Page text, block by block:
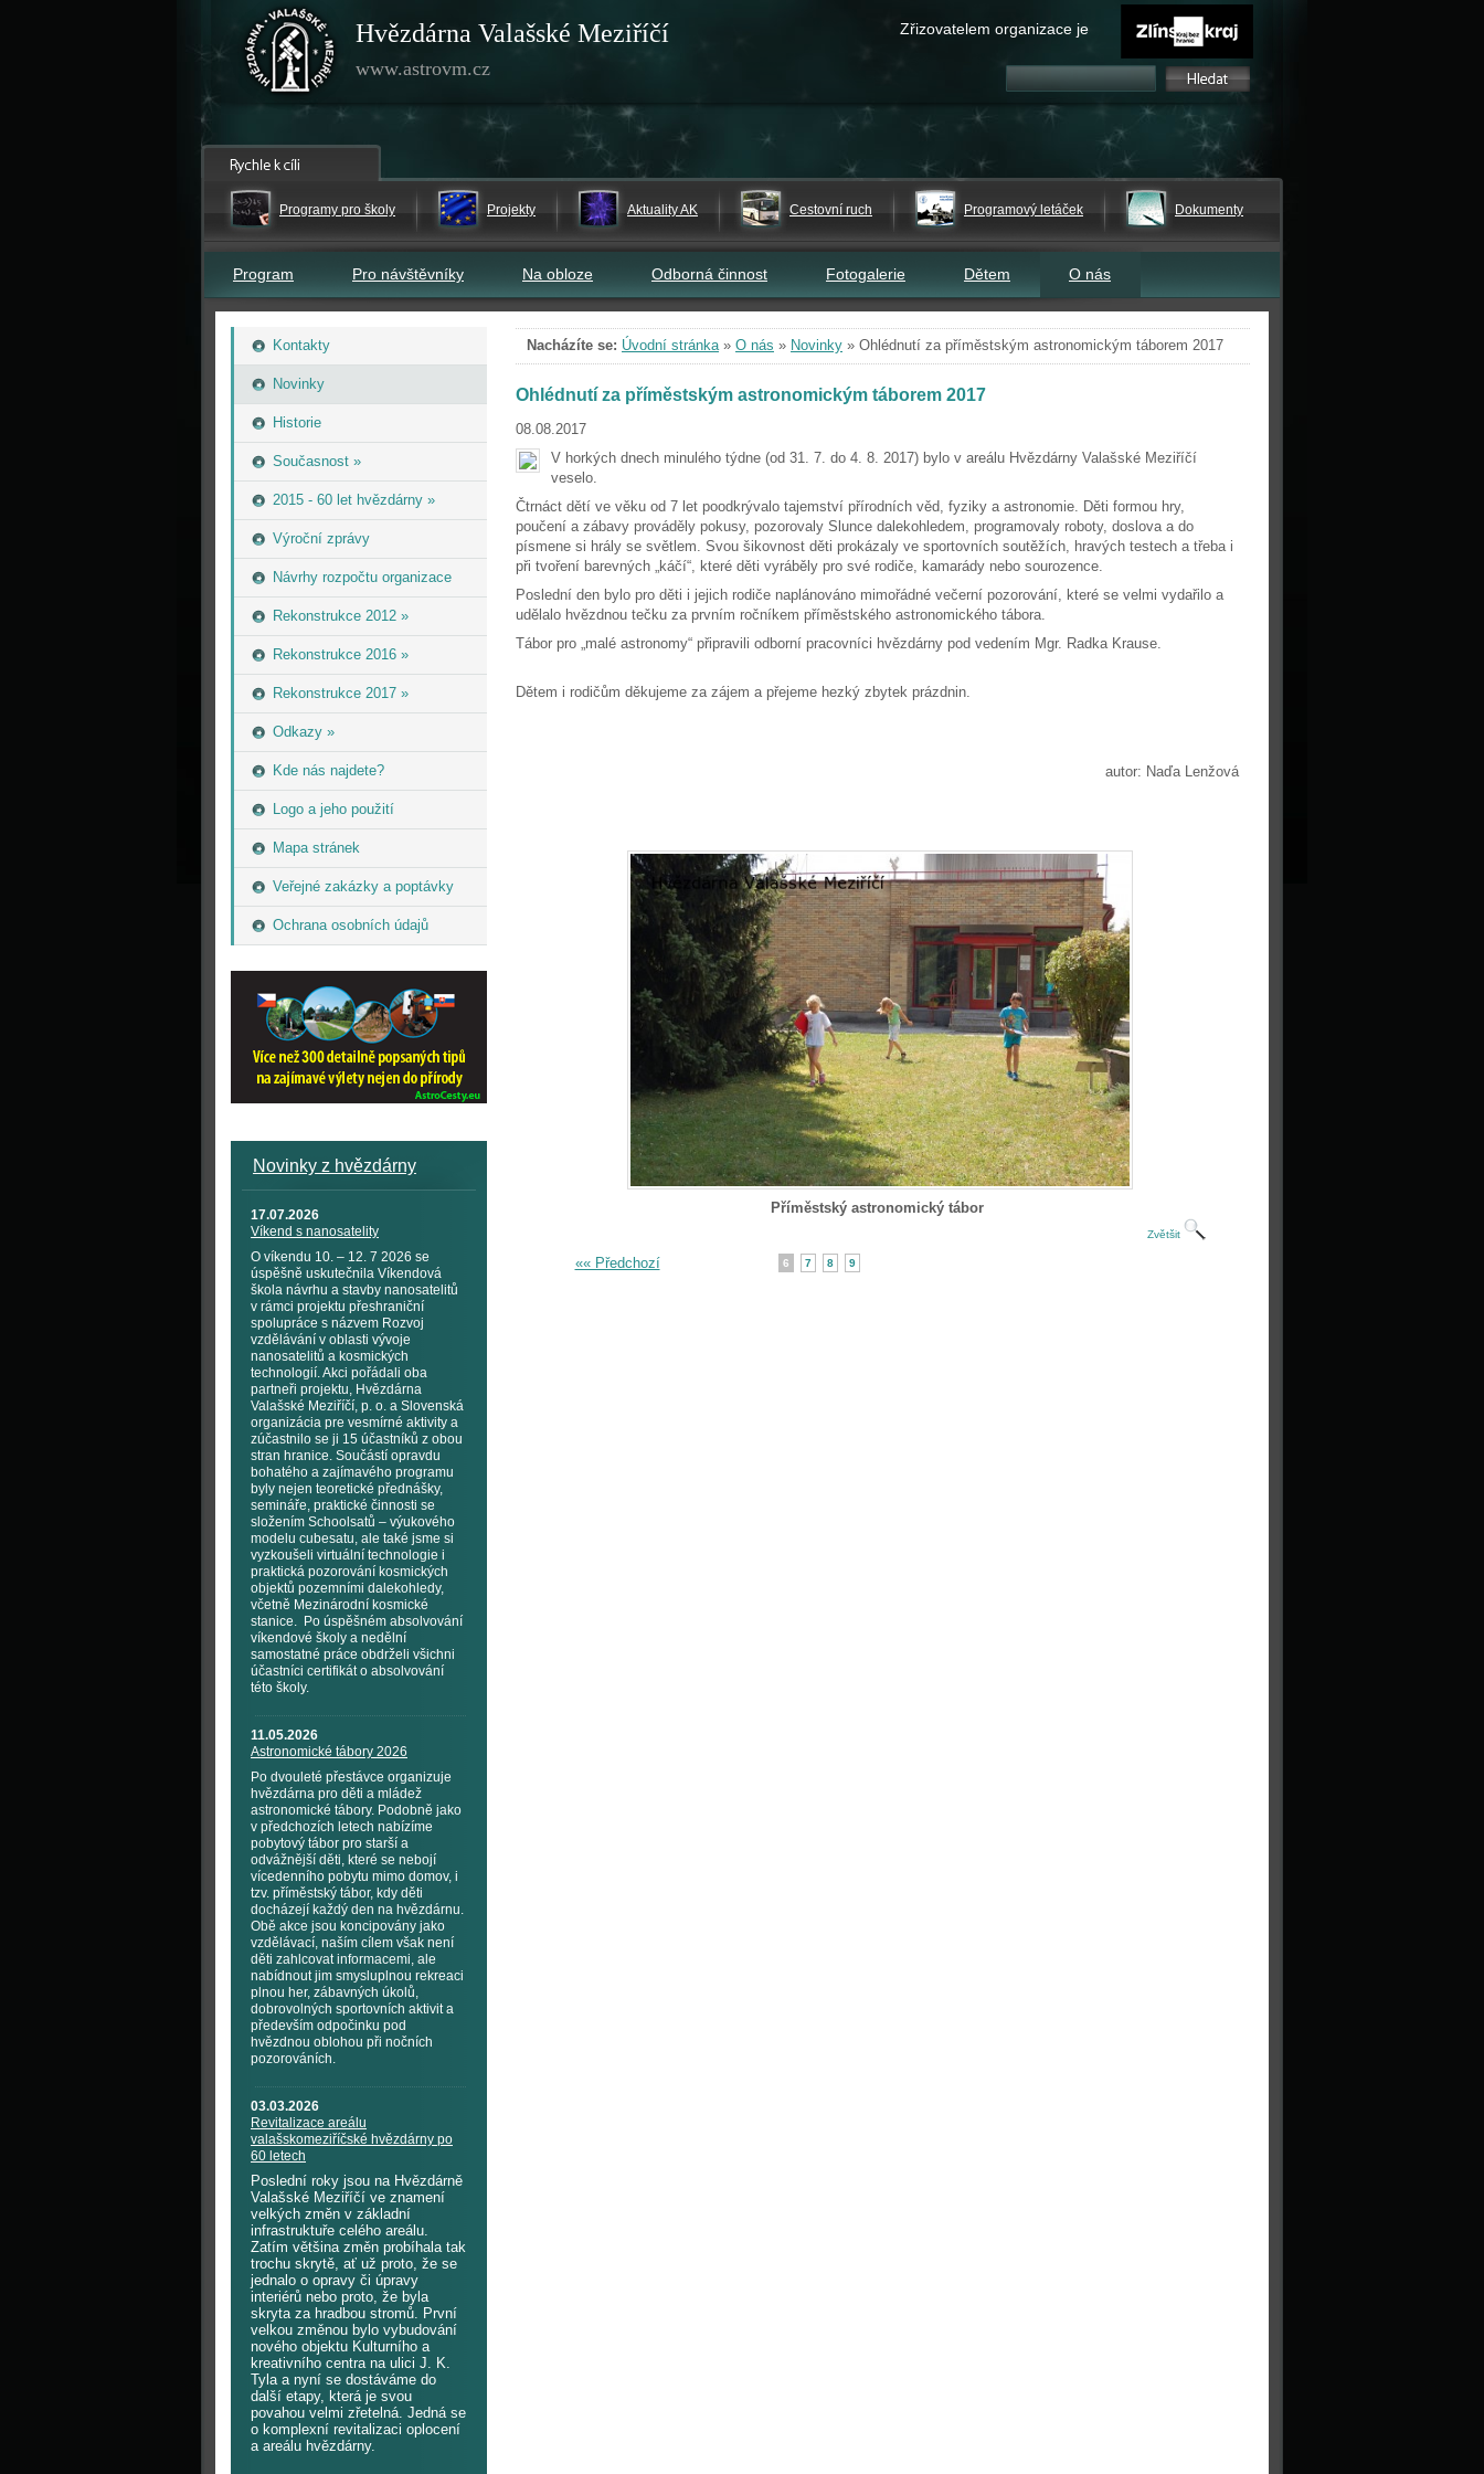
Hvězdárna Valašské Meziříčí
www.astrovm.cz
Zřizovatelem organizace je
Programy pro školy Projekty Aktuality AK Cestovní ruch Programový letáček Dokumenty
Program Pro návštěvníky Na obloze Odborná činnost Fotogalerie Dětem O nás
Kontakty
Novinky
Historie
Současnost »
2015 - 60 let hvězdárny »
Výroční zprávy
Návrhy rozpočtu organizace
Rekonstrukce 2012 »
Rekonstrukce 2016 »
Rekonstrukce 2017 »
Odkazy »
Kde nás najdete?
Logo a jeho použití
Mapa stránek
Veřejné zakázky a poptávky
Ochrana osobních údajů
Novinky z hvězdárny
17.07.2026
Víkend s nanosatelity
O víkendu 10. – 12. 7 2026 se
úspěšně uskutečnila Víkendová
škola návrhu a stavby nanosatelitů
v rámci projektu přeshraniční
spolupráce s názvem Rozvoj
vzdělávání v oblasti vývoje
nanosatelitů a kosmických
technologií. Akci pořádali oba
partneři projektu, Hvězdárna
Valašské Meziříčí, p. o. a Slovenská
organizácia pre vesmírné aktivity a
zúčastnilo se ji 15 účastníků z obou
stran hranice. Součástí opravdu
bohatého a zajímavého programu
byly nejen teoretické přednášky,
semináře, praktické činnosti se
složením Schoolsatů – výukového
modelu cubesatu, ale také jsme si
vyzkoušeli virtuální technologie i
praktická pozorování kosmických
objektů pozemními dalekohledy,
včetně Mezinárodní kosmické
stanice. Po úspěšném absolvování
víkendové školy a nedělní
samostatné práce obdrželi všichni
účastníci certifikát o absolvování
této školy.
11.05.2026
Astronomické tábory 2026
Po dvouleté přestávce organizuje
hvězdárna pro děti a mládež
astronomické tábory. Podobně jako
v předchozích letech nabízíme
pobytový tábor pro starší a
odvážnější děti, které se nebojí
vícedenního pobytu mimo domov, i
tzv. příměstský tábor, kdy děti
docházejí každý den na hvězdárnu.
Obě akce jsou koncipovány jako
vzdělávací, naším cílem však není
děti zahlcovat informacemi, ale
nabídnout jim smysluplnou rekreaci
plnou her, zábavných úkolů,
dobrovolných sportovních aktivit a
především odpočinku pod
hvězdnou oblohou při nočních
pozorováních.
03.03.2026
Revitalizace areálu
valašskomeziříčské hvězdárny po
60 letech
Poslední roky jsou na Hvězdárně
Valašské Meziříčí ve znamení
velkých změn v základní
infrastruktuře celého areálu.
Zatím většina změn probíhala tak
trochu skrytě, ať už proto, že se
jednalo o opravy či úpravy
interiérů nebo proto, že byla
skryta za hradbou stromů. První
velkou změnou bylo vybudování
nového objektu Kulturního a
kreativního centra na ulici J. K.
Tyla a nyní se dostáváme do
další etapy, která je svou
povahou velmi zřetelná. Jedná se
o komplexní revitalizaci oplocení
a areálu hvězdárny.
Nacházíte se: Úvodní stránka» O nás » Novinky » Ohlédnutí za příměstským astronomickým táborem 2017
Ohlédnutí za příměstským astronomickým táborem 2017
08.08.2017
V horkých dnech minulého týdne (od 31. 7. do 4. 8. 2017) bylo v areálu Hvězdárny Valašské Meziříčí
veselo.
Čtrnáct dětí ve věku od 7 let poodkrývalo tajemství přírodních věd, fyziky a astronomie. Děti formou hry,
poučení a zábavy prováděly pokusy, pozorovaly Slunce dalekohledem, programovaly roboty, doslova a do
písmene si hrály se světlem. Svou šikovnost děti prokázaly ve sportovních soutěžích, hravých testech a třeba i
při tvoření barevných „káčí“, které děti vyráběly pro své rodiče, kamarády nebo sourozence.
Poslední den bylo pro děti i jejich rodiče naplánováno mimořádné večerní pozorování, které se velmi vydařilo a
udělalo hvězdnou tečku za prvním ročníkem příměstského astronomického tábora.
Tábor pro „malé astronomy“ připravili odborní pracovníci hvězdárny pod vedením Mgr. Radka Krause.
Dětem i rodičům děkujeme za zájem a přejeme hezký zbytek prázdnin.
autor: Naďa Lenžová
Příměstský astronomický tábor
Zvětšit
«« Předchozí 6 7 8 9